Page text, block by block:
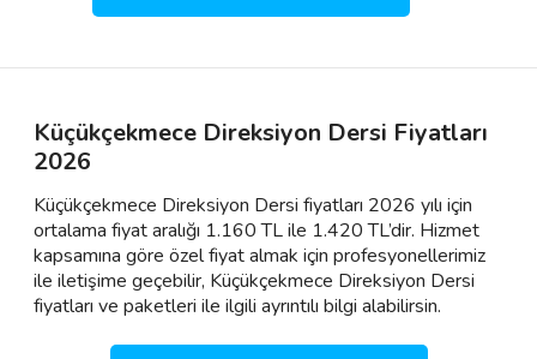
Küçükçekmece Direksiyon Dersi Fiyatları
2026
Küçükçekmece Direksiyon Dersi fiyatları 2026 yılı için
ortalama fiyat aralığı 1.160 TL ile 1.420 TL’dir. Hizmet
kapsamına göre özel fiyat almak için profesyonellerimiz
ile iletişime geçebilir, Küçükçekmece Direksiyon Dersi
fiyatları ve paketleri ile ilgili ayrıntılı bilgi alabilirsin.